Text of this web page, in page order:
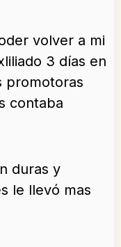
volver a mi
3 días en
promotoras
contaba
duras y
le llevó mas